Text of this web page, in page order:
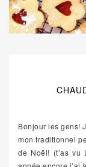
Bonjour les gens!
mon traditionnel
de Noël! (t’as vu